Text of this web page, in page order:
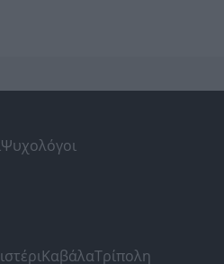
Ψυχολόγοι
ΚαβάλαΤρίπολη